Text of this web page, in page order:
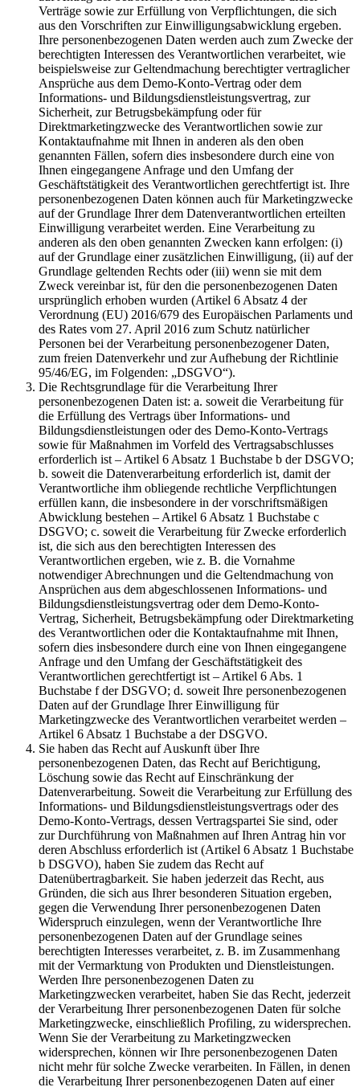
Verträge sowie zur Erfüllung von Verpflichtungen, die sich
aus den Vorschriften zur Einwilligungsabwicklung ergeben.
Ihre personenbezogenen Daten werden auch zum Zwecke der
berechtigten Interessen des Verantwortlichen verarbeitet, wie
beispielsweise zur Geltendmachung berechtigter vertraglicher
Ansprüche aus dem Demo-Konto-Vertrag oder dem
Informations- und Bildungsdienstleistungsvertrag, zur
Sicherheit, zur Betrugsbekämpfung oder für
Direktmarketingzwecke des Verantwortlichen sowie zur
Kontaktaufnahme mit Ihnen in anderen als den oben
genannten Fällen, sofern dies insbesondere durch eine von
Ihnen eingegangene Anfrage und den Umfang der
Geschäftstätigkeit des Verantwortlichen gerechtfertigt ist. Ihre
personenbezogenen Daten können auch für Marketingzwecke
auf der Grundlage Ihrer dem Datenverantwortlichen erteilten
Einwilligung verarbeitet werden. Eine Verarbeitung zu
anderen als den oben genannten Zwecken kann erfolgen: (i)
auf der Grundlage einer zusätzlichen Einwilligung, (ii) auf der
Grundlage geltenden Rechts oder (iii) wenn sie mit dem
Zweck vereinbar ist, für den die personenbezogenen Daten
ursprünglich erhoben wurden (Artikel 6 Absatz 4 der
Verordnung (EU) 2016/679 des Europäischen Parlaments und
des Rates vom 27. April 2016 zum Schutz natürlicher
Personen bei der Verarbeitung personenbezogener Daten,
zum freien Datenverkehr und zur Aufhebung der Richtlinie
95/46/EG, im Folgenden: „DSGVO“).
Die Rechtsgrundlage für die Verarbeitung Ihrer
personenbezogenen Daten ist: a. soweit die Verarbeitung für
die Erfüllung des Vertrags über Informations- und
Bildungsdienstleistungen oder des Demo-Konto-Vertrags
sowie für Maßnahmen im Vorfeld des Vertragsabschlusses
erforderlich ist – Artikel 6 Absatz 1 Buchstabe b der DSGVO;
b. soweit die Datenverarbeitung erforderlich ist, damit der
Verantwortliche ihm obliegende rechtliche Verpflichtungen
erfüllen kann, die insbesondere in der vorschriftsmäßigen
Abwicklung bestehen – Artikel 6 Absatz 1 Buchstabe c
DSGVO; c. soweit die Verarbeitung für Zwecke erforderlich
ist, die sich aus den berechtigten Interessen des
Verantwortlichen ergeben, wie z. B. die Vornahme
notwendiger Abrechnungen und die Geltendmachung von
Ansprüchen aus dem abgeschlossenen Informations- und
Bildungsdienstleistungsvertrag oder dem Demo-Konto-
Vertrag, Sicherheit, Betrugsbekämpfung oder Direktmarketing
des Verantwortlichen oder die Kontaktaufnahme mit Ihnen,
sofern dies insbesondere durch eine von Ihnen eingegangene
Anfrage und den Umfang der Geschäftstätigkeit des
Verantwortlichen gerechtfertigt ist – Artikel 6 Abs. 1
Buchstabe f der DSGVO; d. soweit Ihre personenbezogenen
Daten auf der Grundlage Ihrer Einwilligung für
Marketingzwecke des Verantwortlichen verarbeitet werden –
Artikel 6 Absatz 1 Buchstabe a der DSGVO.
Sie haben das Recht auf Auskunft über Ihre
personenbezogenen Daten, das Recht auf Berichtigung,
Löschung sowie das Recht auf Einschränkung der
Datenverarbeitung. Soweit die Verarbeitung zur Erfüllung des
Informations- und Bildungsdienstleistungsvertrags oder des
Demo-Konto-Vertrags, dessen Vertragspartei Sie sind, oder
zur Durchführung von Maßnahmen auf Ihren Antrag hin vor
deren Abschluss erforderlich ist (Artikel 6 Absatz 1 Buchstabe
b DSGVO), haben Sie zudem das Recht auf
Datenübertragbarkeit. Sie haben jederzeit das Recht, aus
Gründen, die sich aus Ihrer besonderen Situation ergeben,
gegen die Verwendung Ihrer personenbezogenen Daten
Widerspruch einzulegen, wenn der Verantwortliche Ihre
personenbezogenen Daten auf der Grundlage seines
berechtigten Interesses verarbeitet, z. B. im Zusammenhang
mit der Vermarktung von Produkten und Dienstleistungen.
Werden Ihre personenbezogenen Daten zu
Marketingzwecken verarbeitet, haben Sie das Recht, jederzeit
der Verarbeitung Ihrer personenbezogenen Daten für solche
Marketingzwecke, einschließlich Profiling, zu widersprechen.
Wenn Sie der Verarbeitung zu Marketingzwecken
widersprechen, können wir Ihre personenbezogenen Daten
nicht mehr für solche Zwecke verarbeiten. In Fällen, in denen
die Verarbeitung Ihrer personenbezogenen Daten auf einer